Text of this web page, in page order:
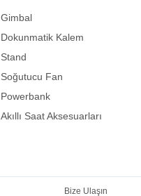
Gimbal
Dokunmatik Kalem
Stand
Soğutucu Fan
Powerbank
Akıllı Saat Aksesuarları
Bize Ulaşın